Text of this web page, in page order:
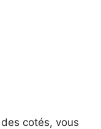
cotés, vous